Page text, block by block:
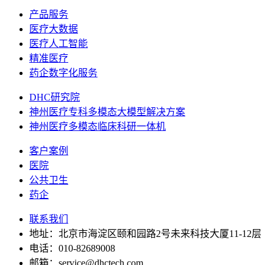
产品服务
医疗大数据
医疗人工智能
精准医疗
药企数字化服务
DHC研究院
神州医疗专科多模态大模型解决方案
神州医疗多模态临床科研一体机
客户案例
医院
公共卫生
药企
联系我们
地址：北京市海淀区颐和园路2号未来科技大厦11-12层
电话：010-82689008
邮箱：service@dhctech.com